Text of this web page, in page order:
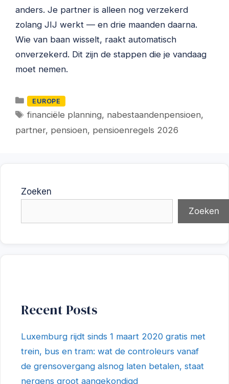
anders. Je partner is alleen nog verzekerd
zolang JIJ werkt — en drie maanden daarna.
Wie van baan wisselt, raakt automatisch
onverzekerd. Dit zijn de stappen die je vandaag
moet nemen.
Categorieën
EUROPE
Tags
financiële planning, nabestaandenpensioen,
partner, pensioen, pensioenregels 2026
Zoeken
Zoeken
Recent Posts
Luxemburg rijdt sinds 1 maart 2020 gratis met
trein, bus en tram: wat de controleurs vanaf
de grensovergang alsnog laten betalen, staat
nergens groot aangekondigd